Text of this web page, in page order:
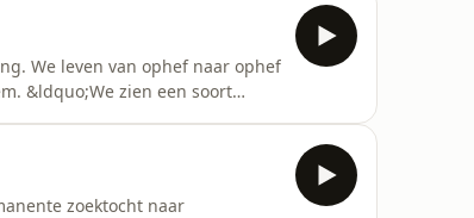
We leven van ophef naar ophef
&ldquo;We zien een soort
zoektocht naar